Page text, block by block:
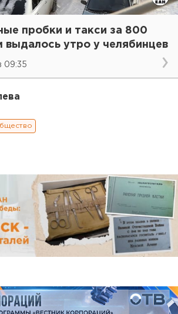
пробки и такси за 800
выдалось утро у челябинцев
09:35